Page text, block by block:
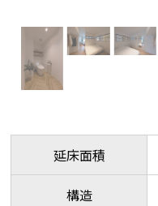
延床面積
構造